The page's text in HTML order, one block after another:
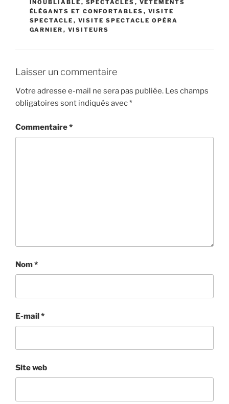
INOUBLIABLE , SPECTACLES , VÊTEMENTS
ÉLÉGANTS ET CONFORTABLES , VISITE
SPECTACLE , VISITE SPECTACLE OPÉRA
GARNIER , VISITEURS
Laisser un commentaire
Votre adresse e-mail ne sera pas publiée. Les champs
obligatoires sont indiqués avec*
Commentaire*
Nom*
E-mail*
Site web